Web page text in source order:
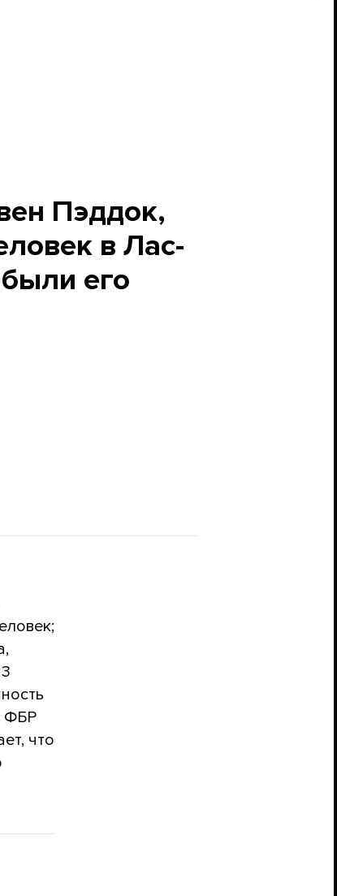
Пэддок,
в Лас-
его
ФБР
что